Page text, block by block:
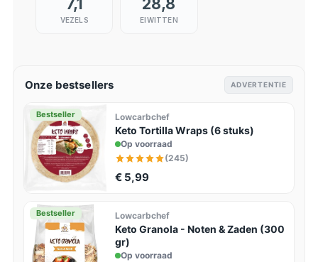
VEZELS EIWITTEN
Onze bestsellers ADVERTENTIE
Bestseller Lowcarbchef
Keto Tortilla Wraps (6 stuks)
Op voorraad
(245)
€ 5,99
Bestseller Lowcarbchef
Keto Granola - Noten & Zaden (300
gr)
Op voorraad